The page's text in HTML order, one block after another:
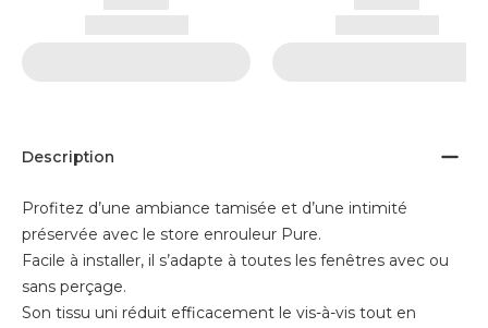
Description
Profitez d’une ambiance tamisée et d’une intimité
préservée avec le store enrouleur Pure.
Facile à installer, il s’adapte à toutes les fenêtres avec ou
sans perçage.
Son tissu uni réduit efficacement le vis-à-vis tout en